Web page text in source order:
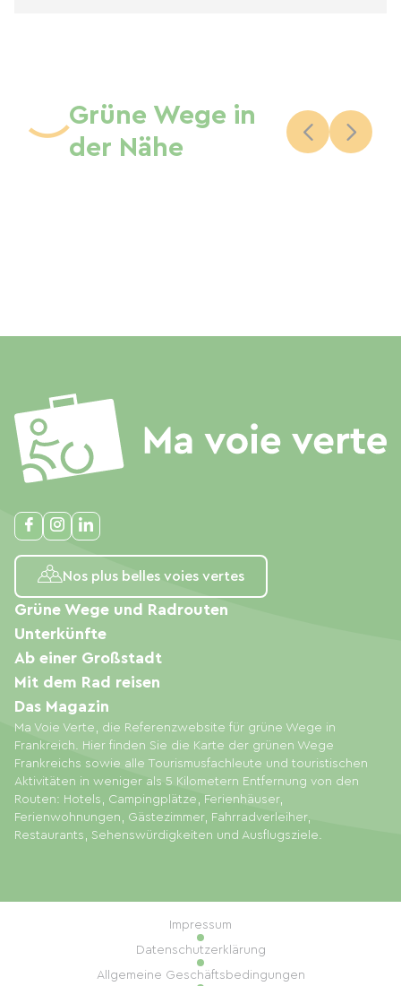
Grüne Wege in
der Nähe
Nos plus belles voies vertes
Ma Voie Verte, die Referenzwebsite für grüne Wege in
Frankreich. Hier finden Sie die Karte der grünen Wege
Frankreichs sowie alle Tourismusfachleute und touristischen
Aktivitäten in weniger als 5 Kilometern Entfernung von den
Routen: Hotels, Campingplätze, Ferienhäuser,
Ferienwohnungen, Gästezimmer, Fahrradverleiher,
Restaurants, Sehenswürdigkeiten und Ausflugsziele.
Grüne Wege und Radrouten
Unterkünfte
Ab einer Großstadt
Mit dem Rad reisen
Das Magazin
Impressum
Datenschutzerklärung
Allgemeine Geschäftsbedingungen